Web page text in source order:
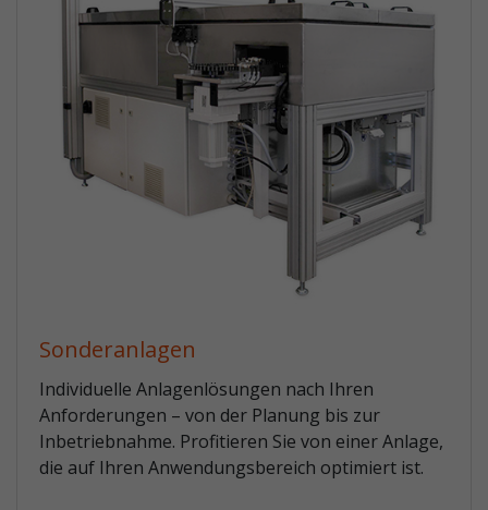
Sonderanlagen
Individuelle Anlagenlösungen nach Ihren
Anforderungen – von der Planung bis zur
Inbetriebnahme. Profitieren Sie von einer Anlage,
die auf Ihren Anwendungsbereich optimiert ist.